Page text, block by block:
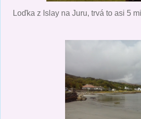
Loďka z Islay na Juru, trvá to asi 5